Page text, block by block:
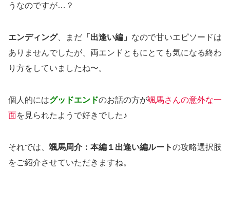
うなのですが…？
エンディング、まだ 「出逢い編」 なので甘いエピソードは
ありませんでしたが、両エンドともにとても気になる終わ
り方をしていましたね〜。
個人的にはグッドエンドのお話の方が颯馬さんの意外な一
面を見られたようで好きでした♪
それでは、 颯馬周介：本編１出逢い編ルートの攻略選択肢
をご紹介させていただきますね。